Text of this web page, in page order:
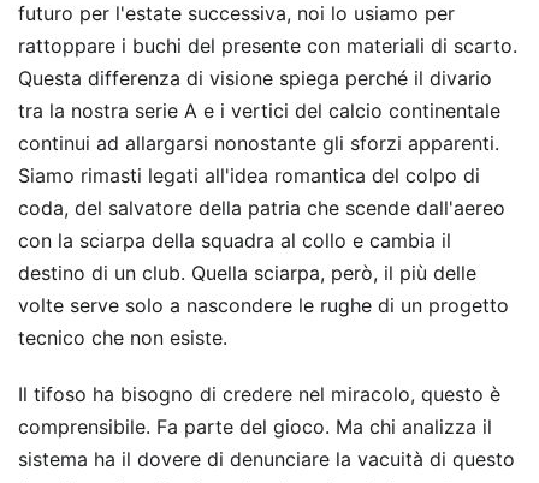
futuro per l'estate successiva, noi lo usiamo per
rattoppare i buchi del presente con materiali di scarto.
Questa differenza di visione spiega perché il divario
tra la nostra serie A e i vertici del calcio continentale
continui ad allargarsi nonostante gli sforzi apparenti.
Siamo rimasti legati all'idea romantica del colpo di
coda, del salvatore della patria che scende dall'aereo
con la sciarpa della squadra al collo e cambia il
destino di un club. Quella sciarpa, però, il più delle
volte serve solo a nascondere le rughe di un progetto
tecnico che non esiste.
Il tifoso ha bisogno di credere nel miracolo, questo è
comprensibile. Fa parte del gioco. Ma chi analizza il
sistema ha il dovere di denunciare la vacuità di questo